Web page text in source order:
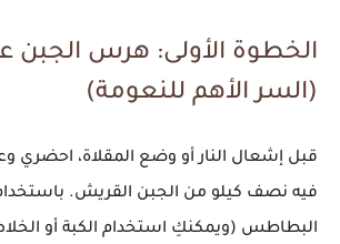
الخطوة الأولى: هرس الجبن
(السر الأهم للنعومة)
قبل إشعال النار أو وضع المقلاة، احضري
فيه نصف كيلو من الجبن القريش.
البطاطس (ويمكنكِ استخدام الكبة أو